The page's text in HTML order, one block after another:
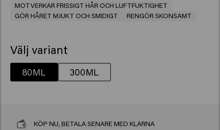
MOTVERKAR FRISSIGT HÅR OCH LUFTFUKTIGHET
GÖR HÅRET MJUKT OCH SMIDIGT
RENGÖR SKONSAMT
Välj variant
80ML 300ML
KÖP NU, BETALA SENARE MED KLARNA